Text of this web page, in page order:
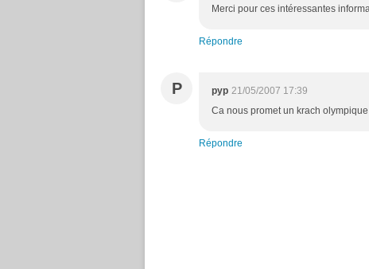
Merci pour ces intéressantes
Répondre
P pyp 21/05/2007 17:39
Ca nous promet un krach
Répondre